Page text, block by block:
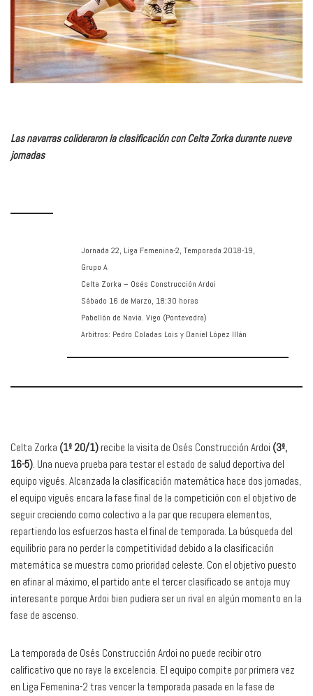
Las navarras colideraron la clasificación con Celta Zorka durante nueve
jornadas
Jornada 22, Liga Femenina-2, Temporada 2018-19,
Grupo A
Celta Zorka – Osés Construcción Ardoi
Sábado 16 de Marzo, 18:30 horas
Pabellón de Navia. Vigo (Pontevedra)
Arbitros: Pedro Coladas Lois y Daniel López Illán
Celta Zorka (1º 20/1) recibe la visita de Osés Construcción Ardoi (3º,
16-5). Una nueva prueba para testar el estado de salud deportiva del
equipo vigués. Alcanzada la clasificación matemática hace dos jornadas,
el equipo vigués encara la fase final de la competición con el objetivo de
seguir creciendo como colectivo a la par que recupera elementos,
repartiendo los esfuerzos hasta el final de temporada. La búsqueda del
equilibrio para no perder la competitividad debido a la clasificación
matemática se muestra como prioridad celeste. Con el objetivo puesto
en afinar al máximo, el partido ante el tercer clasificado se antoja muy
interesante porque Ardoi bien pudiera ser un rival en algún momento en la
fase de ascenso.
La temporada de Osés Construcción Ardoi no puede recibir otro
calificativo que no raye la excelencia. El equipo compite por primera vez
en Liga Femenina-2 tras vencer la temporada pasada en la fase de